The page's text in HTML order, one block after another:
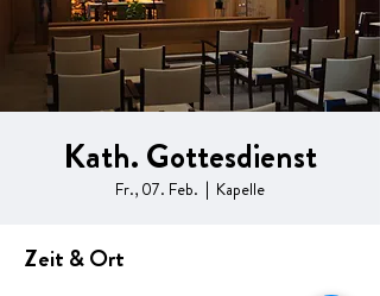
Kath. Gottesdienst
Fr., 07. Feb.
  |
Kapelle
Zeit & Ort